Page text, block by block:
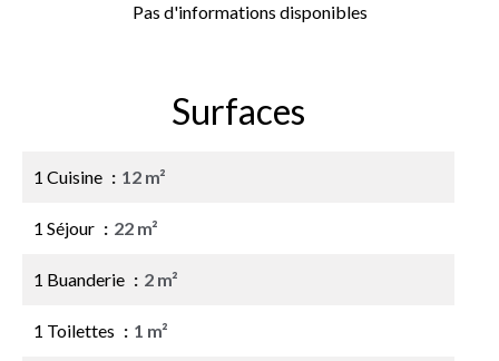
Pas d'informations disponibles
Surfaces
1 Cuisine 12 m²
1 Séjour 22 m²
1 Buanderie 2 m²
1 Toilettes 1 m²